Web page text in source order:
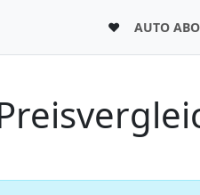
♥ AUTO